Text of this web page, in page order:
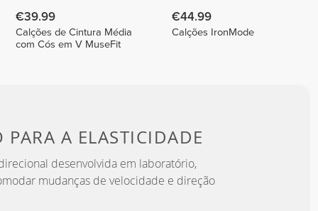
€39.99
Calções de Cintura Média
com Cós em V MuseFit
€44.99
Calções IronMode
PARA A ELASTICIDADE
desenvolvida em laboratório,
mudanças de velocidade e direção